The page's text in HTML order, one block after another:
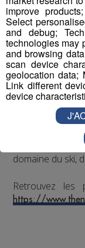
dédiée à
militant
appartient
Corporation.
et
orientée vers
trail. En
nord ». La face
plus difficile à
sait aussi
compétiteurs et
domaine du ski,
Retrouvez
https://
improve
Select
and debug;
technologies may
and browsing
scan device
geolocation data;
Link different
device